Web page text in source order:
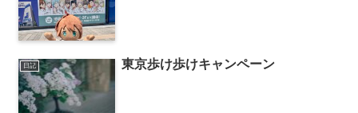
日記 東京歩け歩けキャンペーン